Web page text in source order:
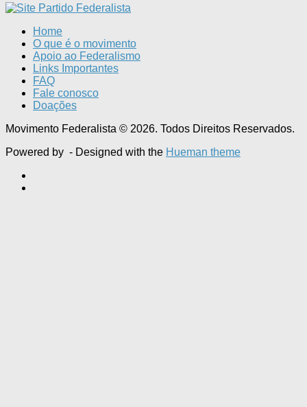
Home
O que é o movimento
Apoio ao Federalismo
Links Importantes
FAQ
Fale conosco
Doações
Movimento Federalista © 2026. Todos Direitos Reservados.
Powered by - Designed with the Hueman theme